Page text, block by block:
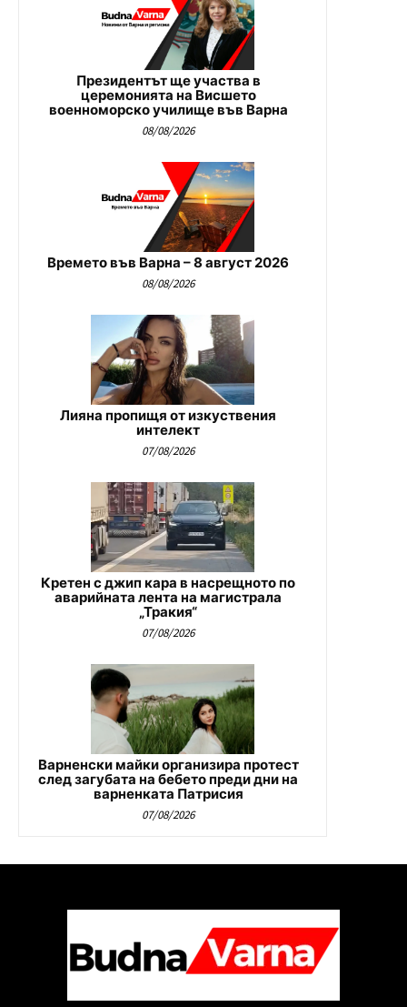
Президентът ще участва в
церемонията на Висшето
военноморско училище във Варна
08/08/2026
Времето във Варна – 8 август 2026
08/08/2026
Лияна пропищя от изкуствения
интелект
07/08/2026
Кретен с джип кара в насрещното по
аварийната лента на магистрала
„Тракия“
07/08/2026
Варненски майки организира протест
след загубата на бебето преди дни на
варненката Патрисия
07/08/2026